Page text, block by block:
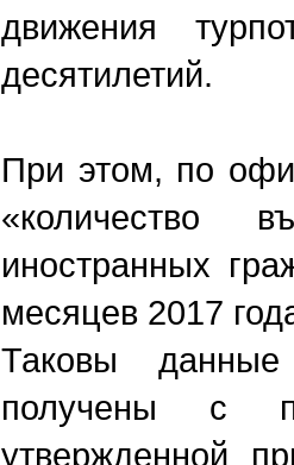
движения
десятилетий.
При этом, по
«количество
иностранных
месяцев 2017
Таковы данные
получены с
утвержденной